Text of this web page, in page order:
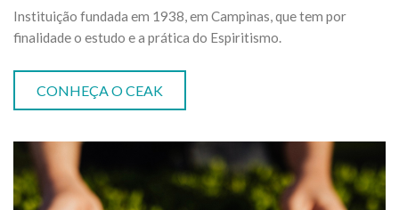
Instituição fundada em 1938, em Campinas, que tem por
finalidade o estudo e a prática do Espiritismo.
CONHEÇA O CEAK